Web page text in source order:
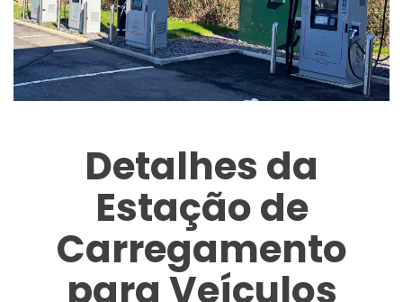
Detalhes da
Estação de
Carregamento
para Veículos